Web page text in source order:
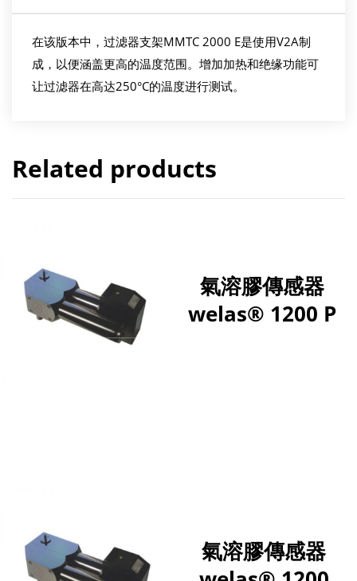
在该版本中，过滤器支架MMTC 2000 E是使用V2A制
成，以便涵盖更高的温度范围。增加加热和绝缘功能可
让过滤器在高达250°C的温度进行测试。
Related products
氣溶膠傳感器
welas® 1200 P
氣溶膠傳感器